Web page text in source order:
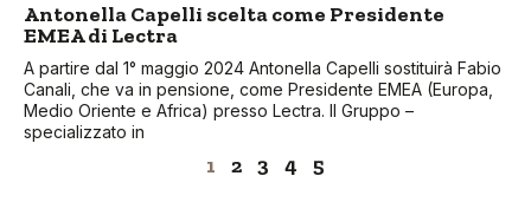
Antonella Capelli scelta come Presidente
EMEA di Lectra
A partire dal 1° maggio 2024 Antonella Capelli sostituirà Fabio
Canali, che va in pensione, come Presidente EMEA (Europa,
Medio Oriente e Africa) presso Lectra. Il Gruppo –
specializzato in
1 2 3 4 5